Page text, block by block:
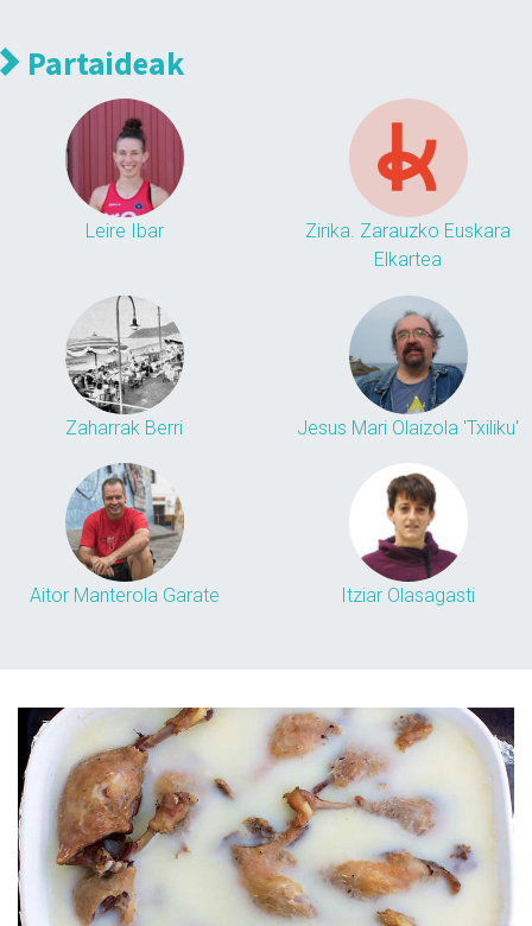
Partaideak
Leire Ibar
Zirika. Zarauzko Euskara
Elkartea
Zaharrak Berri Jesus Mari Olaizola 'Txiliku'
Aitor Manterola Garate Itziar Olasagasti